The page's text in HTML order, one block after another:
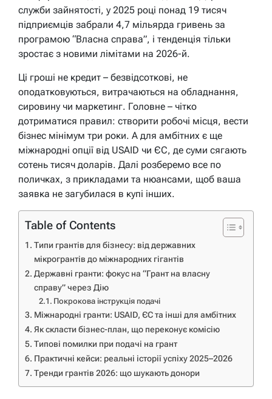
служби зайнятості, у 2025 році понад 19 тисяч
підприємців забрали 4,7 мільярда гривень за
програмою “Власна справа”, і тенденція тільки
зростає з новими лімітами на 2026-й.
Ці гроші не кредит – безвідсоткові, не
оподатковуються, витрачаються на обладнання,
сировину чи маркетинг. Головне – чітко
дотриматися правил: створити робочі місця, вести
бізнес мінімум три роки. А для амбітних є ще
міжнародні опції від USAID чи ЄС, де суми сягають
сотень тисяч доларів. Далі розберемо все по
поличках, з прикладами та нюансами, щоб ваша
заявка не загубилася в купі інших.
Table of Contents
Типи грантів для бізнесу: від державних
мікрогрантів до міжнародних гігантів
Державні гранти: фокус на “Грант на власну
справу” через Дію
Покрокова інструкція подачі
Міжнародні гранти: USAID, ЄС та інші для амбітних
Як скласти бізнес-план, що переконує комісію
Типові помилки при подачі на грант
Практичні кейси: реальні історії успіху 2025–2026
Тренди грантів 2026: що шукають донори